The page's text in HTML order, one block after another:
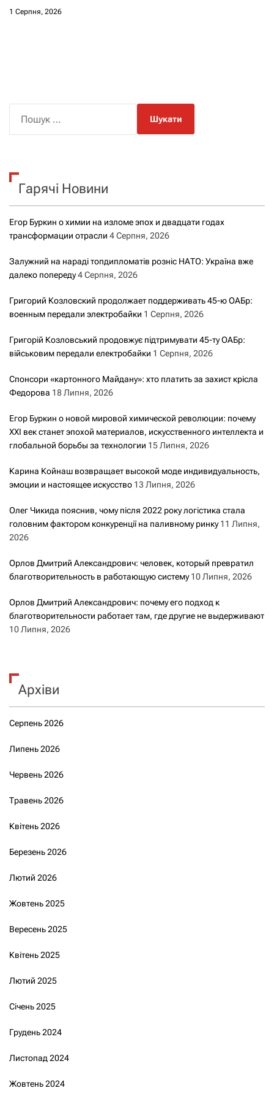
1 Серпня, 2026
к
Гарячі Новини
Егор Буркин о химии на изломе эпох и двадцати годах
трансформации отрасли 4 Серпня, 2026
Залужний на нараді топдипломатів розніс НАТО: Україна вже
далеко попереду4 Серпня, 2026
Григорий Козловский продолжает поддерживать 45-ю ОАБр:
военным передали электробайки 1 Серпня, 2026
Григорій Козловський продовжує підтримувати 45-ту ОАБр:
військовим передали електробайки 1 Серпня, 2026
Спонсори «картонного Майдану»: хто платить за захист крісла
Федорова 18 Липня, 2026
Егор Буркин о новой мировой химической революции: почему
XXI век станет эпохой материалов, искусственного интеллекта и
глобальной борьбы за технологии 15 Липня, 2026
Карина Койнаш возвращает высокой моде индивидуальность,
эмоции и настоящее искусство 13 Липня, 2026
Олег Чикида пояснив, чому після 2022 року логістика стала
головним фактором конкуренції на паливному ринку 11 Липня,
2026
Орлов Дмитрий Александрович: человек, который превратил
благотворительность в работающую систему 10 Липня, 2026
Орлов Дмитрий Александрович: почему его подход к
благотворительности работает там, где другие не выдерживают
10 Липня, 2026
Архіви
Серпень 2026
Липень 2026
Червень 2026
Травень 2026
Квітень 2026
Березень 2026
Лютий 2026
Жовтень 2025
Вересень 2025
Квітень 2025
Лютий 2025
Січень 2025
Грудень 2024
Листопад 2024
Жовтень 2024